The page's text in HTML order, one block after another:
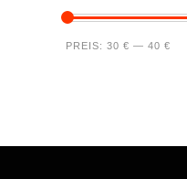
PREIS: 30 € — 40 €